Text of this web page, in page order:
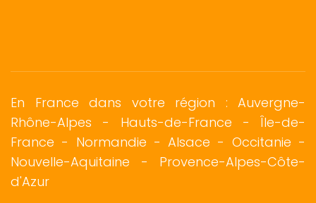
En France dans votre région : Auvergne-
Rhône-Alpes - Hauts-de-France - Île-de-
France - Normandie -Alsace - Occitanie -
Nouvelle-Aquitaine - Provence-Alpes-Côte-
d'Azur